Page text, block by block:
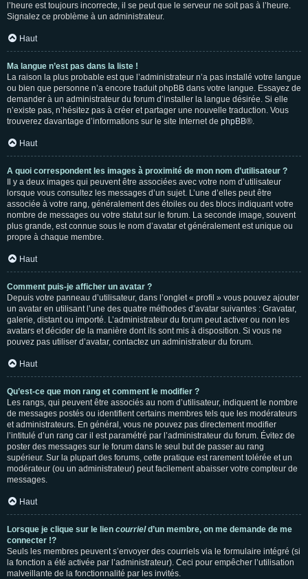
l’heure est toujours incorrecte, il se peut que le serveur ne soit pas à l’heure.
Signalez ce problème à un administrateur.
Haut
Ma langue n’est pas dans la liste !
La raison la plus probable est que l’administrateur n’a pas installé votre langue
ou bien que personne n’a encore traduit phpBB dans votre langue. Essayez de
demander à un administrateur du forum d’installer la langue désirée. Si elle
n’existe pas, n’hésitez pas à créer et partager une nouvelle traduction. Vous
trouverez davantage d’informations sur le site Internet de phpBB®.
Haut
A quoi correspondent les images à proximité de mon nom d’utilisateur ?
Il y a deux images qui peuvent être associées avec votre nom d’utilisateur
lorsque vous consultez les messages d’un sujet. L’une d’elles peut être
associée à votre rang, généralement des étoiles ou des blocs indiquant votre
nombre de messages ou votre statut sur le forum. La seconde image, souvent
plus grande, est connue sous le nom d’avatar et généralement est unique ou
propre à chaque membre.
Haut
Comment puis-je afficher un avatar ?
Depuis votre panneau d’utilisateur, dans l’onglet « profil » vous pouvez ajouter
un avatar en utilisant l’une des quatre méthodes d’avatar suivantes : Gravatar,
galerie, distant ou importé. L’administrateur du forum peut activer ou non les
avatars et décider de la manière dont ils sont mis à disposition. Si vous ne
pouvez pas utiliser d’avatar, contactez un administrateur du forum.
Haut
Qu’est-ce que mon rang et comment le modifier ?
Les rangs, qui peuvent être associés au nom d’utilisateur, indiquent le nombre
de messages postés ou identifient certains membres tels que les modérateurs
et administrateurs. En général, vous ne pouvez pas directement modifier
l’intitulé d’un rang car il est paramétré par l’administrateur du forum. Évitez de
poster des messages sur le forum dans le seul but de passer au rang
supérieur. Sur la plupart des forums, cette pratique est rarement tolérée et un
modérateur (ou un administrateur) peut facilement abaisser votre compteur de
messages.
Haut
Lorsque je clique sur le lien courrield’un membre, on me demande de me
connecter !?
Seuls les membres peuvent s’envoyer des courriels via le formulaire intégré (si
la fonction a été activée par l’administrateur). Ceci pour empêcher l’utilisation
malveillante de la fonctionnalité par les invités.